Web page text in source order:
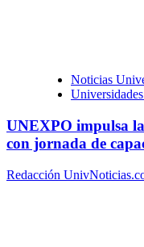
Noticias
UNEXPO impulsa
con jornada de
Redacción